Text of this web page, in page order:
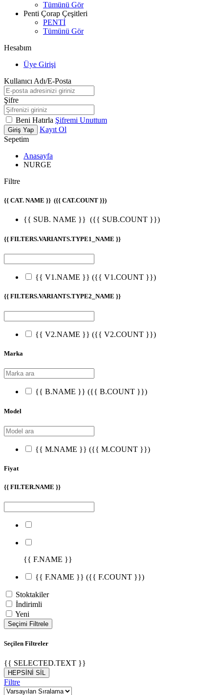
Tümünü Gör
Penti Çorap Çeşitleri
PENTİ
Tümünü Gör
Hesabım
Üye Girişi
Kullanıcı Adı/E-Posta
Şifre
Beni Hatırla Şifremi Unuttum
Giriş Yap
Kayıt Ol
Sepetim
Anasayfa
NURGE
Filtre
{{ CAT. NAME }} ({{ CAT.COUNT }})
{{ SUB. NAME }} ({{ SUB.COUNT }})
{{ FILTERS.VARIANTS.TYPE1_NAME }}
{{ V1.NAME }} ({{ V1.COUNT }})
{{ FILTERS.VARIANTS.TYPE2_NAME }}
{{ V2.NAME }} ({{ V2.COUNT }})
Marka
{{ B.NAME }} ({{ B.COUNT }})
Model
{{ M.NAME }} ({{ M.COUNT }})
Fiyat
{{ FILTER.NAME }}
{{ F.NAME }}
{{ F.NAME }} ({{ F.COUNT }})
Stoktakiler
İndirimli
Yeni
Seçimi Filtrele
Seçilen Filtreler
{{ SELECTED.TEXT }}
HEPSİNİ SİL
Filtre